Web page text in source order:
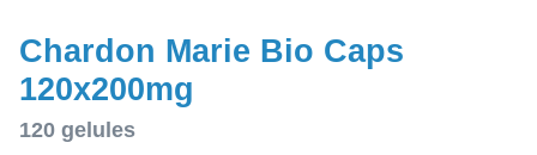
Chardon Marie Bio Caps
120x200mg
120 gelules